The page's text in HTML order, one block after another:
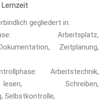
Lernzeit
gegliedert in:
Arbeitsplatz,
Zeitplanung,
Arbeitstechnik,
Schreiben,
Selbstkontrolle,